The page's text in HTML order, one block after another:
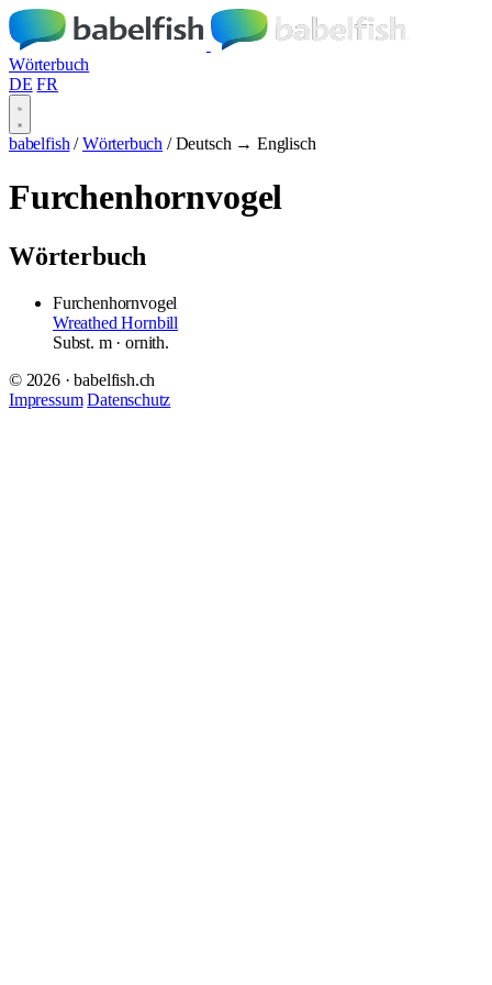
Wörterbuch
DE FR
babelfish / Wörterbuch / Deutsch → Englisch
Furchenhornvogel
Wörterbuch
Furchenhornvogel
Wreathed Hornbill
Subst. m· ornith.
© 2026 · babelfish.ch
Impressum Datenschutz